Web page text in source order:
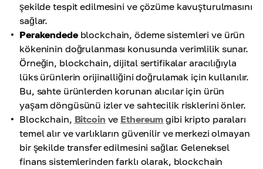
şekilde tespit edilmesini ve çözüme kavuşturulmasını
sağlar.
Perakendedeblockchain, ödeme sistemleri ve ürün
kökeninin doğrulanması konusunda verimlilik sunar.
Örneğin, blockchain, dijital sertifikalar aracılığıyla
lüks ürünlerin orijinalliğini doğrulamak için kullanılır.
Bu, sahte ürünlerden korunan alıcılar için ürün
yaşam döngüsünü izler ve sahtecilik risklerini önler.
Blockchain, Bitcoin ve Ethereum gibi kripto paraları
temel alır ve varlıkların güvenilir ve merkezi olmayan
bir şekilde transfer edilmesini sağlar. Geleneksel
finans sistemlerinden farklı olarak, blockchain